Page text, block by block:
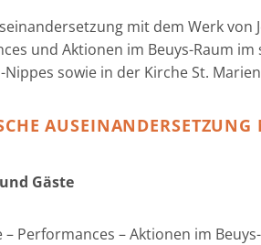
mit dem Werk von
und Aktionen im Beuys-Raum
sowie in der Kirche St.
Gäste
– Performances – Aktionen im